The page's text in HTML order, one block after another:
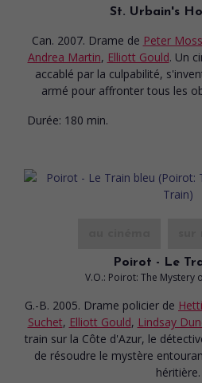
St. Urbain's
Can. 2007. Drame de Peter Moss
Andrea Martin, Elliott Gould. Un
accablé par la culpabilité,
armé pour affronter tous les
Durée: 180 min.
Poirot - Le
V.O.: Poirot: The Mystery
G.-B. 2005. Drame policier de
Suchet, Elliott Gould, Lindsay
train sur la Côte d'Azur, le
de résoudre le mystère
héritière.